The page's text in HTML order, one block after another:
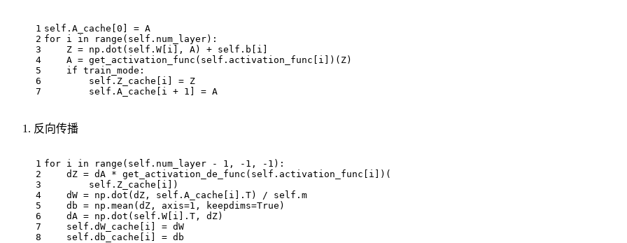
1
2
3
4
5
6
7
self.A_cache[0 ] = A
for i in range (self.num_layer):
    Z = np.dot(self.W[i], A) + self.b[i]
    A = get_activation_func(self.activation_func[i])(Z)
if train_mode:
        self.Z_cache[i] = Z
        self.A_cache[i +
1 ] = A
反向传播
1
2
3
4
5
6
7
8
for i in range (self.num_layer - 1 , - 1 , - 1 ):
    dZ = dA * get_activation_de_func(self.activation_func[i])(
        self.Z_cache[i])
    dW = np.dot(dZ, self.A_cache[i].T) / self.m
    db = np.mean(dZ, axis=
1 , keepdims=True )
    dA = np.dot(self.W[i].T, dZ)
    self.dW_cache[i] = dW
    self.db_cache[i] = db